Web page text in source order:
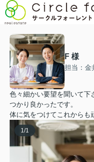
F 様
担当：金
色々細かい要望を聞いて下
つかり良かったです。
体に気をつけてこれからも
1/1